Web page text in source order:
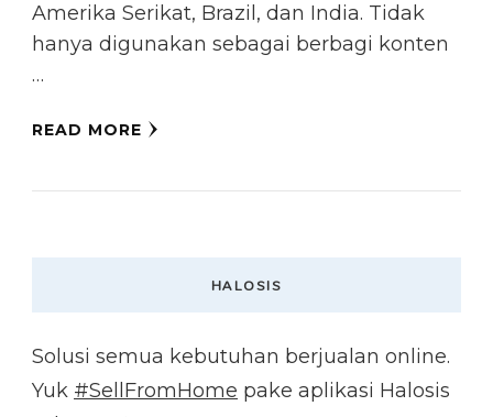
Amerika Serikat, Brazil, dan India. Tidak
hanya digunakan sebagai berbagi konten
…
READ MORE
HALOSIS
Solusi semua kebutuhan berjualan online.
Yuk #SellFromHome pake aplikasi Halosis